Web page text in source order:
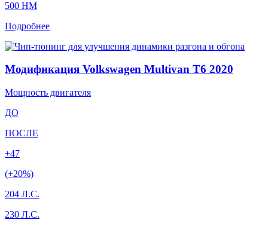
500 HM
Подробнее
Модификация Volkswagen Multivan T6 2020
Мощность двигателя
ДО
ПОСЛЕ
+47
(+20%)
204 Л.С.
230 Л.С.